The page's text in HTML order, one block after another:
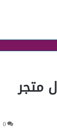
متجر
0